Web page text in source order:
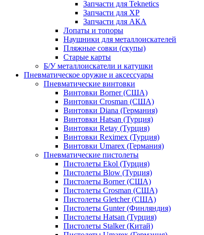
Запчасти для Teknetics
Запчасти для XP
Запчасти для АКА
Лопаты и топоры
Наушники для металлоискателей
Пляжные совки (скупы)
Старые карты
Б/У металлоискатели и катушки
Пневматическое оружие и аксессуары
Пневматические винтовки
Винтовки Borner (США)
Винтовки Crosman (США)
Винтовки Diana (Германия)
Винтовки Hatsan (Турция)
Винтовки Retay (Турция)
Винтовки Reximex (Турция)
Винтовки Umarex (Германия)
Пневматические пистолеты
Пистолеты Ekol (Турция)
Пистолеты Blow (Турция)
Пистолеты Borner (США)
Пистолеты Crosman (США)
Пистолеты Gletcher (США)
Пистолеты Gunter (Финляндия)
Пистолеты Hatsan (Турция)
Пистолеты Stalker (Китай)